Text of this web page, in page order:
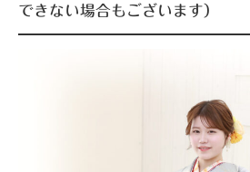
できない場合もございます）